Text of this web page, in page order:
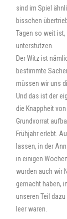
sind im Spiel
bisschen
Tagen so weit ist,
unterstützen.
Der Witz ist
bestimmte
müssen wir uns
Und das ist der
die Knappheit
Grundvorrat
Frühjahr erlebt.
lassen, in der
in einigen
wurden auch wir
gemacht haben,
unseren Teil
leer waren.